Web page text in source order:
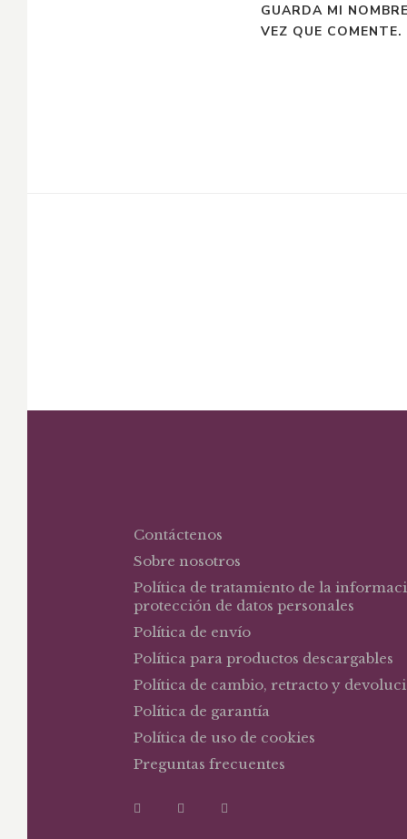
GUARDA MI
VEZ QUE COMENTE.
Contáctenos
Sobre nosotros
Política de tratamiento de la
protección de datos personales
Política de envío
Política para productos descargables
Política de cambio, retracto y
Política de garantía
Política de uso de cookies
Preguntas frecuentes